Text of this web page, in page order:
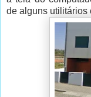
de alguns utilitários